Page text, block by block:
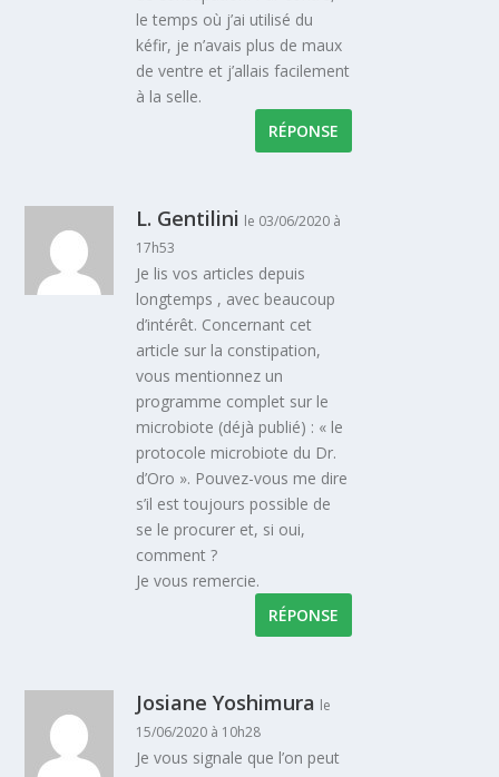
le temps où j’ai utilisé du
kéfir, je n’avais plus de maux
de ventre et j’allais facilement
à la selle.
RÉPONSE
L. Gentilini le 03/06/2020 à
17h53
Je lis vos articles depuis
longtemps , avec beaucoup
d’intérêt. Concernant cet
article sur la constipation,
vous mentionnez un
programme complet sur le
microbiote (déjà publié) : « le
protocole microbiote du Dr.
d’Oro ». Pouvez-vous me dire
s’il est toujours possible de
se le procurer et, si oui,
comment ?
Je vous remercie.
RÉPONSE
Josiane Yoshimura le
15/06/2020 à 10h28
Je vous signale que l’on peut